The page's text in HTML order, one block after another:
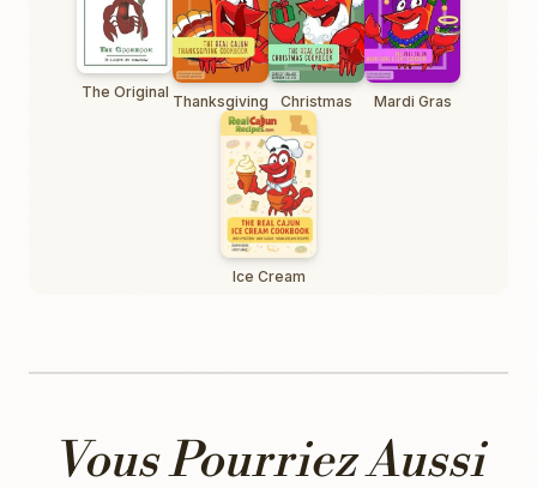
The Original Thanksgiving Christmas Mardi Gras
Ice Cream
Vous Pourriez Aussi